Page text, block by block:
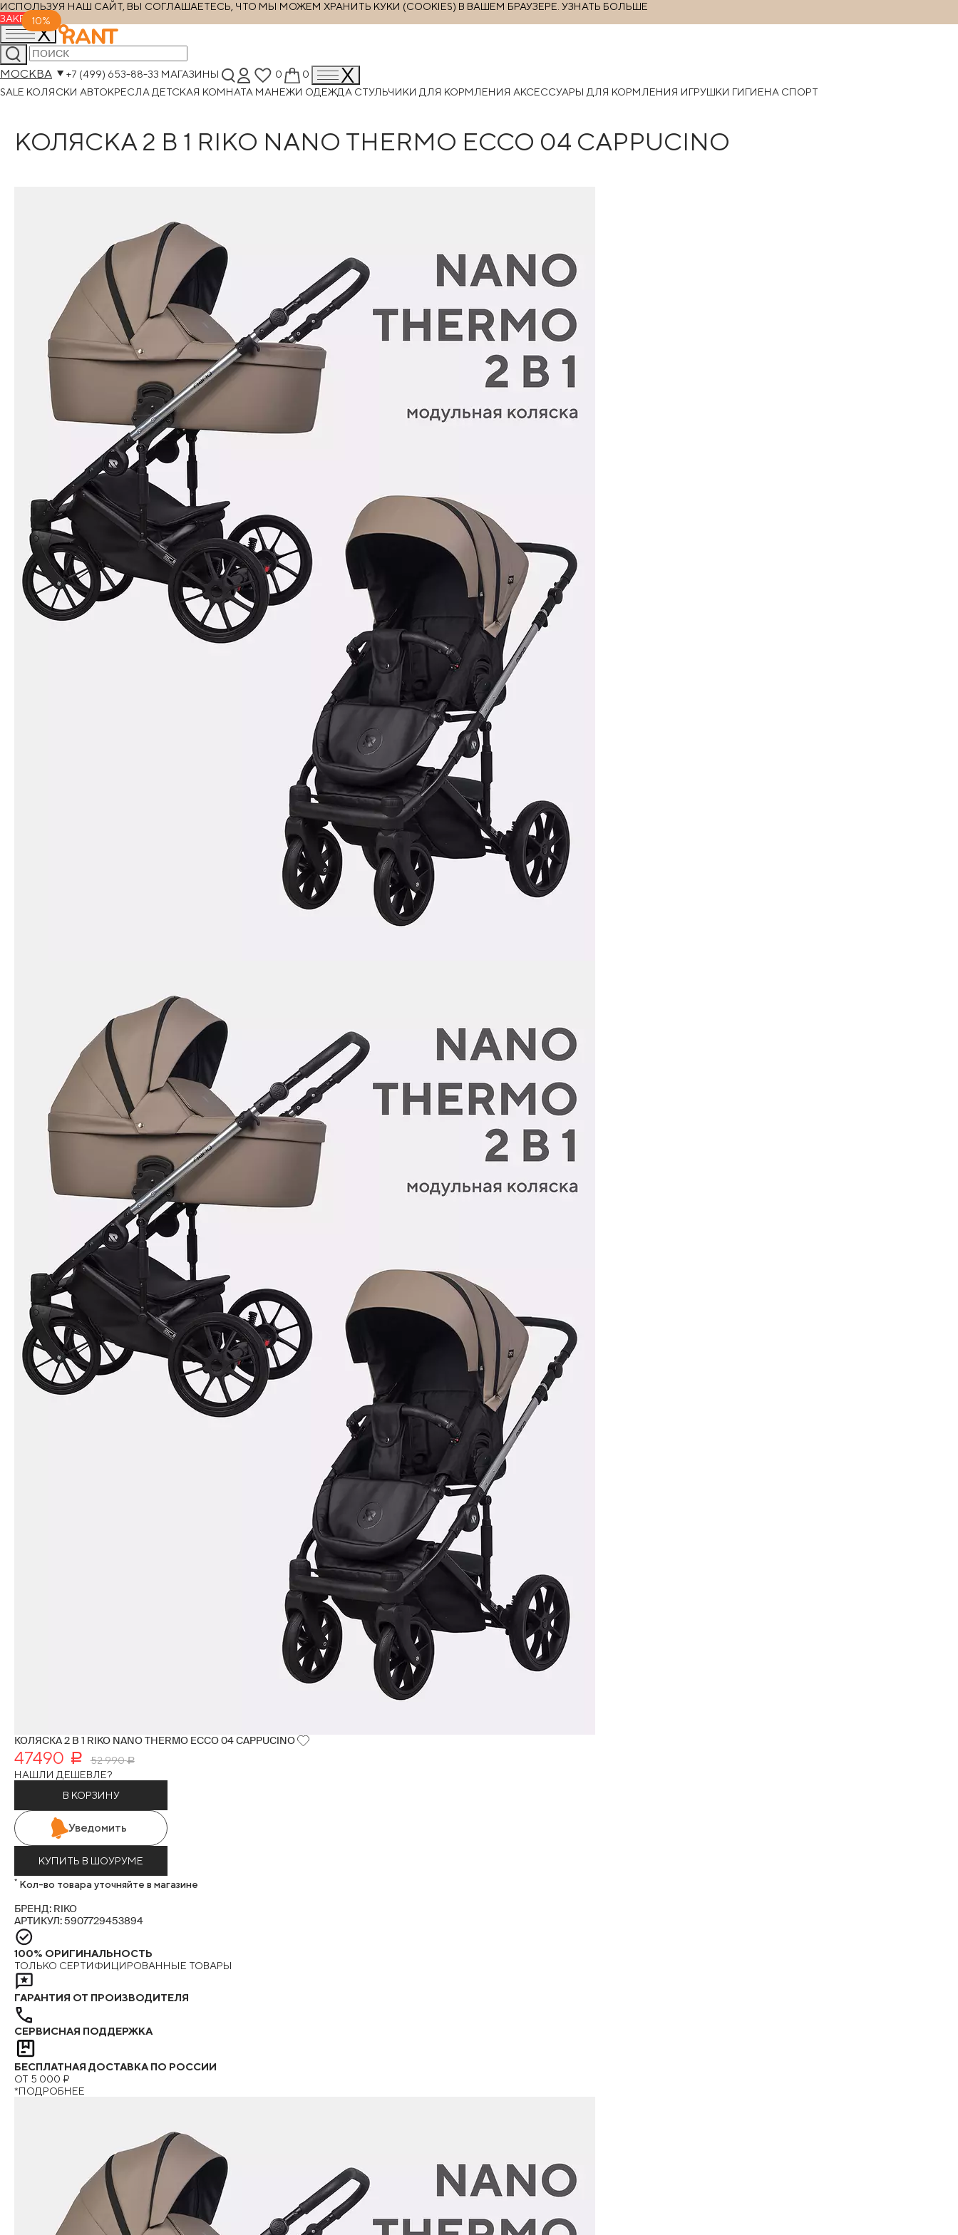
ИСПОЛЬЗУЯ НАШ САЙТ, ВЫ СОГЛАШАЕТЕСЬ, ЧТО МЫ МОЖЕМ ХРАНИТЬ КУКИ (COOKIES) В ВАШЕМ БРАУЗЕРЕ. УЗНАТЬ БОЛЬШЕ
ЗАКРЫТЬ
МОСКВА +7 (499) 653-88-33 МАГАЗИНЫ 0
0
SALE КОЛЯСКИ АВТОКРЕСЛА ДЕТСКАЯ КОМНАТА МАНЕЖИ ОДЕЖДА СТУЛЬЧИКИ ДЛЯ КОРМЛЕНИЯ АКСЕССУАРЫ ДЛЯ КОРМЛЕНИЯ ИГРУШКИ ГИГИЕНА СПОРТ
КОЛЯСКА 2 В 1 RIKO NANO THERMO ECCO 04 CAPPUCINO
10%
КОЛЯСКА 2 В 1 RIKO NANO THERMO ECCO 04 CAPPUCINO
47490 Р 52 990 Р
НАШЛИ ДЕШЕВЛЕ?
В КОРЗИНУ
Уведомить
КУПИТЬ В ШОУРУМЕ
* Кол-во товара уточняйте в магазине
БРЕНД: RIKO
АРТИКУЛ: 5907729453894
100% ОРИГИНАЛЬНОСТЬ
ТОЛЬКО СЕРТИФИЦИРОВАННЫЕ ТОВАРЫ
ГАРАНТИЯ ОТ ПРОИЗВОДИТЕЛЯ
СЕРВИСНАЯ ПОДДЕРЖКА
БЕСПЛАТНАЯ ДОСТАВКА ПО РОССИИ
ОТ 5 000 ₽
*ПОДРОБНЕЕ